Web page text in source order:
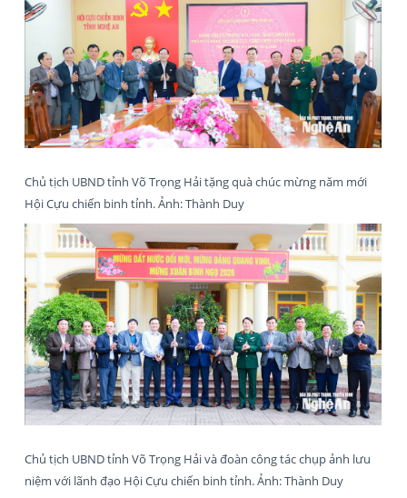
Chủ tịch UBND tỉnh Võ Trọng Hải tặng quà chúc mừng năm mới
Hội Cựu chiến binh tỉnh. Ảnh: Thành Duy
Chủ tịch UBND tỉnh Võ Trọng Hải và đoàn công tác chụp ảnh lưu
niệm với lãnh đạo Hội Cựu chiến binh tỉnh. Ảnh: Thành Duy